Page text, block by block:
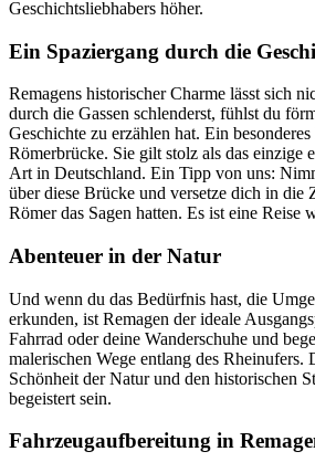
Geschichtsliebhabers höher.
Ein Spaziergang durch die
Remagens historischer Charme lässt sich
durch die Gassen schlenderst, fühlst du
Geschichte zu erzählen hat. Ein
Römerbrücke. Sie gilt stolz als das einzige
Art in Deutschland. Ein Tipp von uns:
über diese Brücke und versetze dich in die
Römer das Sagen hatten. Es ist eine Reise
Abenteuer in der Natur
Und wenn du das Bedürfnis hast, die
erkunden, ist Remagen der ideale
Fahrrad oder deine Wanderschuhe und
malerischen Wege entlang des Rheinufers.
Schönheit der Natur und den historischen
begeistert sein.
Fahrzeugaufbereitung in